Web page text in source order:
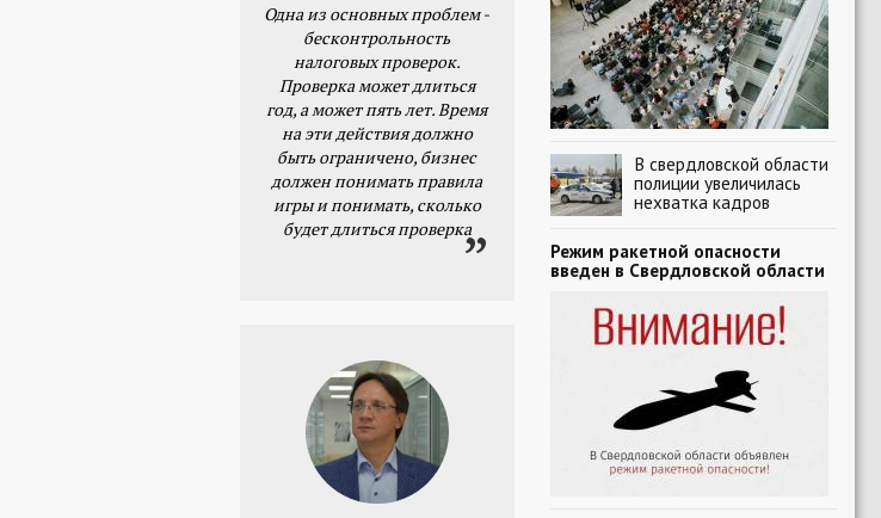
Одна из основных проблем -
бесконтрольность
налоговых проверок.
Проверка может длиться
год, а может пять лет. Время
на эти действия должно
быть ограничено, бизнес
должен понимать правила
игры и понимать, сколько
будет длиться проверка
В свердловской области
полиции увеличилась
нехватка кадров
Режим ракетной опасности
введен в Свердловской области